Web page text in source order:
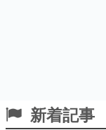
新着記事